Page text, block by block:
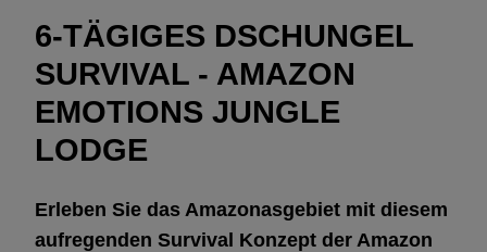
6-TÄGIGES DSCHUNGEL
SURVIVAL - AMAZON
EMOTIONS JUNGLE
LODGE
Erleben Sie das Amazonasgebiet mit diesem
aufregenden Survival Konzept der Amazon